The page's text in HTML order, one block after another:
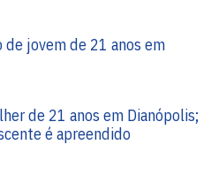
jovem de 21 anos em
de 21 anos em Dianópolis;
é apreendido